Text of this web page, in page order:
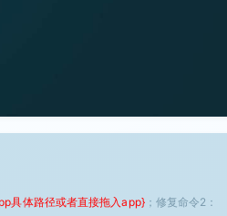
体路径或者直接拖入app}；修复命令2：